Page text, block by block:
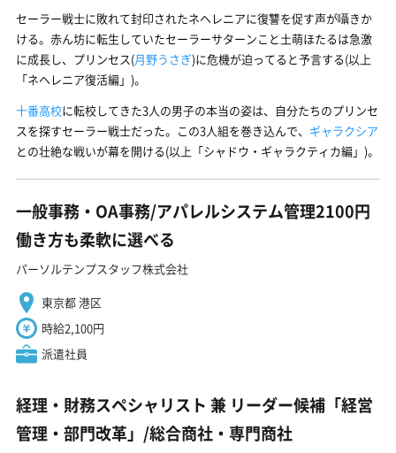
セーラー戦士に敗れて封印されたネヘレニアに復讐を促す声が囁きか
ける。赤ん坊に転生していたセーラーサターンこと土萌ほたるは急激
に成長し、プリンセス(月野うさぎ)に危機が迫ってると予言する(以上
「ネヘレニア復活編」)。
十番高校に転校してきた3人の男子の本当の姿は、自分たちのプリンセ
スを探すセーラー戦士だった。この3人組を巻き込んで、 ギャラクシア
との壮絶な戦いが幕を開ける(以上「シャドウ・ギャラクティカ編」)。
一般事務・OA事務/アパレルシステム管理2100円
働き方も柔軟に選べる
パーソルテンプスタッフ株式会社
東京都 港区
時給2,100円
派遣社員
経理・財務スペシャリスト 兼 リーダー候補「経営
管理・部門改革」/総合商社・専門商社